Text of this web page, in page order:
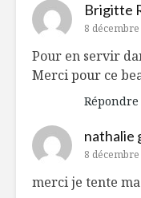
Brigitte
8
Pour en servir
Merci pour ce
Répondre
nathalie
8
merci je tente